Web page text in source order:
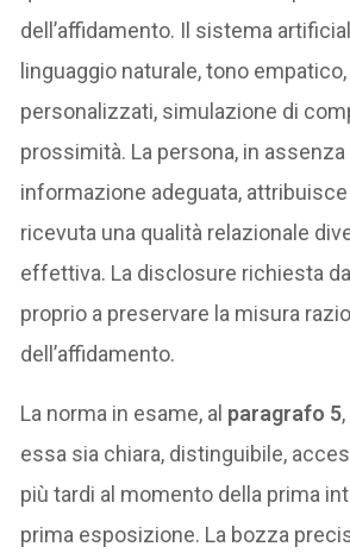
dell’affidamento. Il sistema
linguaggio naturale, tono
personalizzati, simulazione di
prossimità. La persona, in assenza
informazione adeguata,
ricevuta una qualità relazionale
effettiva. La disclosure richiesta
proprio a preservare la misura
dell’affidamento.
La norma in esame, al paragrafo 5
essa sia chiara, distinguibile,
più tardi al momento della prima
prima esposizione. La bozza